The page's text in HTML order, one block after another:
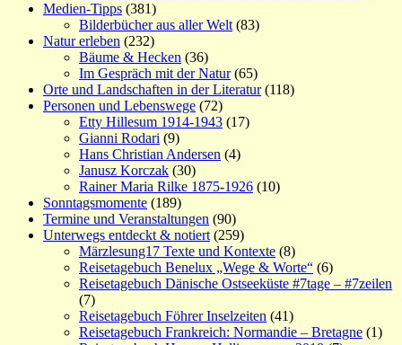
Medien-Tipps (381)
Bilderbücher aus aller Welt (83)
Natur erleben (232)
Bäume & Hecken (36)
Im Gespräch mit der Natur(65)
Orte und Landschaften in der Literatur(118)
Personen und Lebenswege (72)
Etty Hillesum 1914-1943 (17)
Gianni Rodari (9)
Hans Christian Andersen (4)
Janusz Korczak (30)
Rainer Maria Rilke 1875-1926 (10)
Sonntagsmomente (189)
Termine und Veranstaltungen (90)
Unterwegs entdeckt & notiert (259)
Märzlesung17 Texte und Kontexte (8)
Reisetagebuch Benelux „Wege & Worte“ (6)
Reisetagebuch Dänische Ostseeküste #7tage – #7zeilen
(7)
Reisetagebuch Föhrer Inselzeiten (41)
Reisetagebuch Frankreich: Normandie – Bretagne (1)